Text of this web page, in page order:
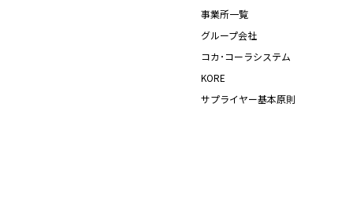
事業所一覧
グループ会社
コカ･コーラシステム
KORE
サプライヤー基本原則